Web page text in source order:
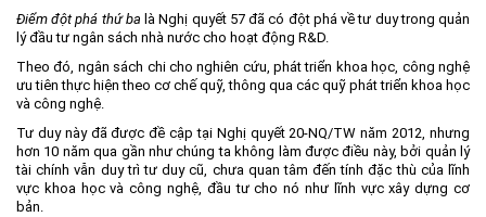
Điểm đột phá thứ ba là Nghị quyết 57 đã có đột phá về tư duy trong quản
lý đầu tư ngân sách nhà nước cho hoạt động R&D.
Theo đó, ngân sách chi cho nghiên cứu, phát triển khoa học, công nghệ
ưu tiên thực hiện theo cơ chế quỹ, thông qua các quỹ phát triển khoa học
và công nghệ.
Tư duy này đã được đề cập tại Nghị quyết 20-NQ/TW năm 2012, nhưng
hơn 10 năm qua gần như chúng ta không làm được điều này, bởi quản lý
tài chính vẫn duy trì tư duy cũ, chưa quan tâm đến tính đặc thù của lĩnh
vực khoa học và công nghệ, đầu tư cho nó như lĩnh vực xây dựng cơ
bản.